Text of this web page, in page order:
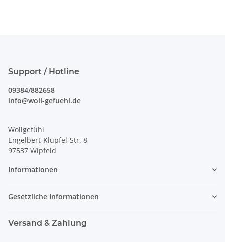
Support / Hotline
09384/882658
info@woll-gefuehl.de
Wollgefühl
Engelbert-Klüpfel-Str. 8
97537 Wipfeld
Informationen
Gesetzliche Informationen
Versand & Zahlung